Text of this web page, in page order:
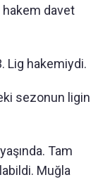
hakem davet
Lig hakemiydi.
sezonun ligin
Tam
Muğla